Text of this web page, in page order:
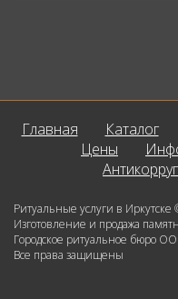
Главная Каталог
Цены
Ритуальные услуги в
Изготовление и продажа
Городское ритуальное бюро
Все права защищены